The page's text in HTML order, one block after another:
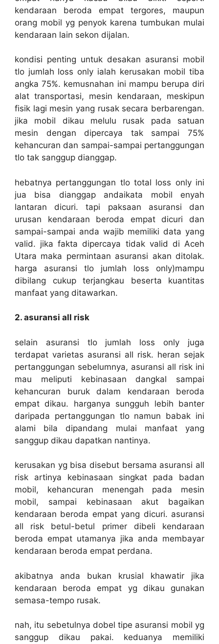
kendaraan beroda empat tergores, maupun
orang mobil yg penyok karena tumbukan mulai
kendaraan lain sekon dijalan.
kondisi penting untuk desakan asuransi mobil
tlo jumlah loss only ialah kerusakan mobil tiba
angka 75%. kemusnahan ini mampu berupa diri
alat transportasi, mesin kendaraan, meskipun
fisik lagi mesin yang rusak secara berbarengan.
jika mobil dikau melulu rusak pada satuan
mesin dengan dipercaya tak sampai 75%
kehancuran dan sampai-sampai pertanggungan
tlo tak sanggup dianggap.
hebatnya pertanggungan tlo total loss only ini
jua bisa dianggap andaikata mobil enyah
lantaran dicuri. tapi paksaan asuransi dan
urusan kendaraan beroda empat dicuri dan
sampai-sampai anda wajib memiliki data yang
valid. jika fakta dipercaya tidak valid di Aceh
Utara maka permintaan asuransi akan ditolak.
harga asuransi tlo jumlah loss only)mampu
dibilang cukup terjangkau beserta kuantitas
manfaat yang ditawarkan.
2. asuransi all risk
selain asuransi tlo jumlah loss only juga
terdapat varietas asuransi all risk. heran sejak
pertanggungan sebelumnya, asuransi all risk ini
mau meliputi kebinasaan dangkal sampai
kehancuran buruk dalam kendaraan beroda
empat dikau. harganya sungguh lebih banter
daripada pertanggungan tlo namun babak ini
alami bila dipandang mulai manfaat yang
sanggup dikau dapatkan nantinya.
kerusakan yg bisa disebut bersama asuransi all
risk artinya kebinasaan singkat pada badan
mobil, kehancuran menengah pada mesin
mobil, sampai kebinasaan akut bagaikan
kendaraan beroda empat yang dicuri. asuransi
all risk betul-betul primer dibeli kendaraan
beroda empat utamanya jika anda membayar
kendaraan beroda empat perdana.
akibatnya anda bukan krusial khawatir jika
kendaraan beroda empat yg dikau gunakan
semasa-tempo rusak.
nah, itu sebetulnya dobel tipe asuransi mobil yg
sanggup dikau pakai. keduanya memiliki